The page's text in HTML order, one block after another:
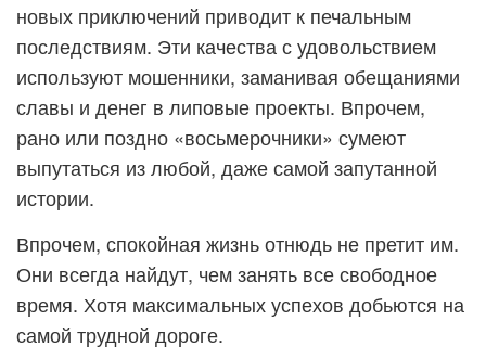
новых приключений приводит к печальным
последствиям. Эти качества с удовольствием
используют мошенники, заманивая обещаниями
славы и денег в липовые проекты. Впрочем,
рано или поздно «восьмерочники» сумеют
выпутаться из любой, даже самой запутанной
истории.
Впрочем, спокойная жизнь отнюдь не претит им.
Они всегда найдут, чем занять все свободное
время. Хотя максимальных успехов добьются на
самой трудной дороге.